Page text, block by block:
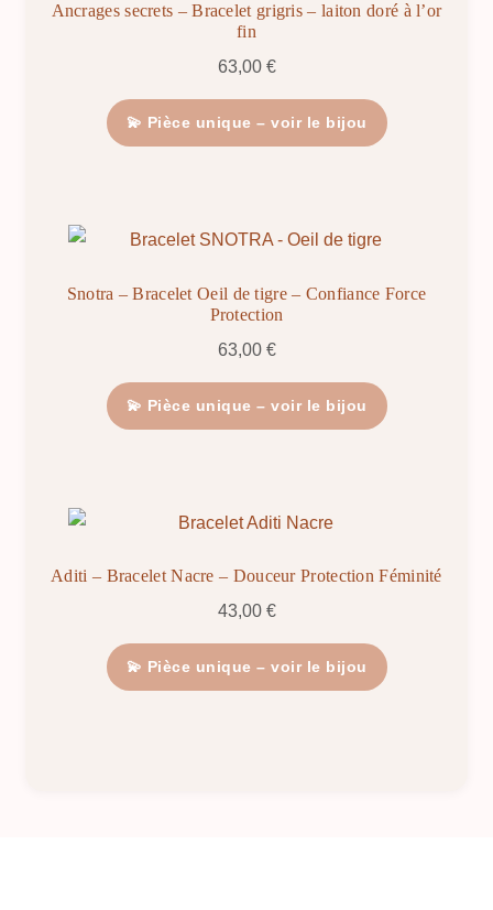
Ancrages secrets – Bracelet grigris – laiton doré à l’or
fin
63,00 €
💫 Pièce unique – voir le bijou
Snotra – Bracelet Oeil de tigre – Confiance Force
Protection
63,00 €
💫 Pièce unique – voir le bijou
Aditi – Bracelet Nacre – Douceur Protection Féminité
43,00 €
💫 Pièce unique – voir le bijou